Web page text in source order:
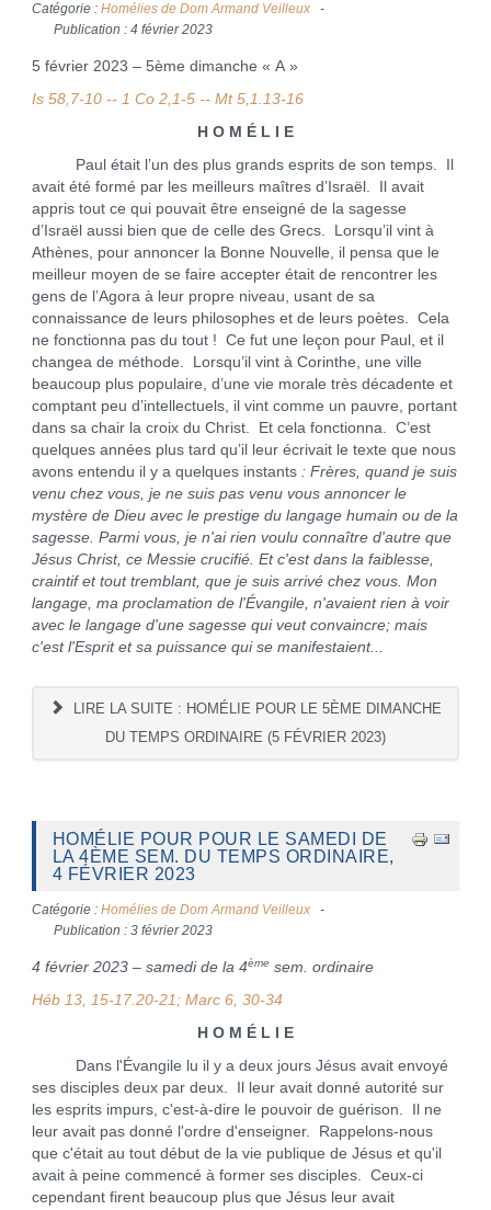
Catégorie : Homélies de Dom Armand Veilleux
Publication : 4 février 2023
5 février 2023 – 5ème dimanche « A »
Is 58,7-10 -- 1 Co 2,1-5 -- Mt 5,1.13-16
H O M É L I E
Paul était l’un des plus grands esprits de son temps. Il
avait été formé par les meilleurs maîtres d’Israël. Il avait
appris tout ce qui pouvait être enseigné de la sagesse
d’Israël aussi bien que de celle des Grecs. Lorsqu’il vint à
Athènes, pour annoncer la Bonne Nouvelle, il pensa que le
meilleur moyen de se faire accepter était de rencontrer les
gens de l’Agora à leur propre niveau, usant de sa
connaissance de leurs philosophes et de leurs poètes. Cela
ne fonctionna pas du tout ! Ce fut une leçon pour Paul, et il
changea de méthode. Lorsqu’il vint à Corinthe, une ville
beaucoup plus populaire, d’une vie morale très décadente et
comptant peu d’intellectuels, il vint comme un pauvre, portant
dans sa chair la croix du Christ. Et cela fonctionna. C’est
quelques années plus tard qu’il leur écrivait le texte que nous
avons entendu il y a quelques instants : Frères, quand je suis
venu chez vous, je ne suis pas venu vous annoncer le
mystère de Dieu avec le prestige du langage humain ou de la
sagesse. Parmi vous, je n'ai rien voulu connaître d'autre que
Jésus Christ, ce Messie crucifié. Et c'est dans la faiblesse,
craintif et tout tremblant, que je suis arrivé chez vous. Mon
langage, ma proclamation de l'Évangile, n'avaient rien à voir
avec le langage d'une sagesse qui veut convaincre; mais
c'est l'Esprit et sa puissance qui se manifestaient...
LIRE LA SUITE : HOMÉLIE POUR LE 5ÈME DIMANCHE
DU TEMPS ORDINAIRE (5 FÉVRIER 2023)
HOMÉLIE POUR POUR LE SAMEDI DE
LA 4ÈME SEM. DU TEMPS ORDINAIRE,
4 FÉVRIER 2023
Catégorie : Homélies de Dom Armand Veilleux
Publication : 3 février 2023
4 février 2023 – samedi de la 4ème sem. ordinaire
Héb 13, 15-17.20-21; Marc 6, 30-34
H O M É L I E
Dans l'Évangile lu il y a deux jours Jésus avait envoyé
ses disciples deux par deux. Il leur avait donné autorité sur
les esprits impurs, c'est-à-dire le pouvoir de guérison. Il ne
leur avait pas donné l'ordre d'enseigner. Rappelons-nous
que c'était au tout début de la vie publique de Jésus et qu'il
avait à peine commencé à former ses disciples. Ceux-ci
cependant firent beaucoup plus que Jésus leur avait